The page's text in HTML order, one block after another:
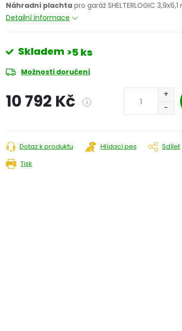
Náhradní plachta pro garáž SHELTERLOGIC
Detailní informace
Skladem >5 ks
Možnosti doručení
10 792 Kč i
Tisk
Dotaz k produktu Hlídací pes Sdílet